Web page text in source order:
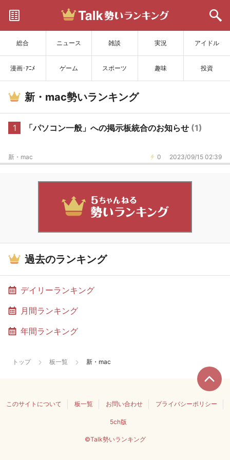
総合 ニュース 雑談 実況 アイドル
漫画･ｱﾆﾒ ゲーム スポーツ 趣味 投資
サイトを更新
新・mac勢いランキング
1 「パソコン一般」への掲示板統合のお知らせ (1)
0 2023/09/15 02:39
新・mac
過去のランキング
デイリーランキング
月間ランキング
年間ランキング
トップ 板一覧 新・mac
このサイトについて 板一覧 お問い合わせ プライバシーポリシー
5ch版
©Talk勢いランキング